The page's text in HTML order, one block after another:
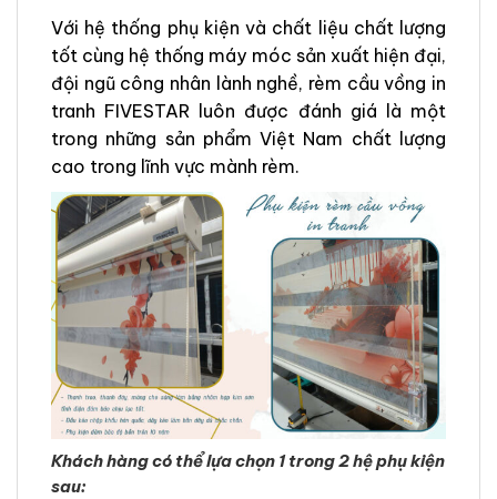
Với hệ thống phụ kiện và chất liệu chất lượng
tốt cùng hệ thống máy móc sản xuất hiện đại,
đội ngũ công nhân lành nghề, rèm cầu vồng in
tranh FIVESTAR luôn được đánh giá là một
trong những sản phẩm Việt Nam chất lượng
cao trong lĩnh vực mành rèm.
Khách hàng có thể lựa chọn 1 trong 2 hệ phụ kiện
sau: